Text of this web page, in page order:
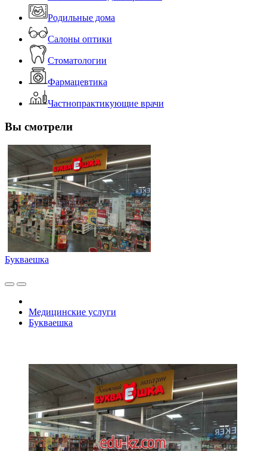
Родильные дома
Салоны оптики
Стоматологии
Фармацевтика
Частнопрактикующие врачи
Вы смотрели
Букваешка
Медицинские услуги
Букваешка